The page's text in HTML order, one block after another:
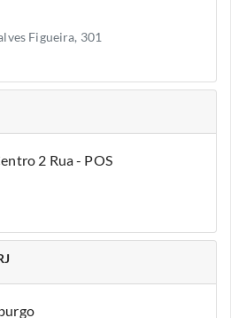
Figueira, 301
2 Rua - POS